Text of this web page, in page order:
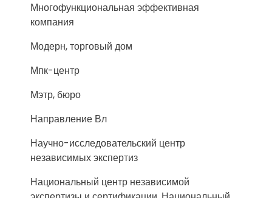
Многофункциональная эффективная
компания
Модерн, торговый дом
Мпк-центр
Мэтр, бюро
Направление Вл
Научно-исследовательский центр
независимых экспертиз
Национальный центр независимой